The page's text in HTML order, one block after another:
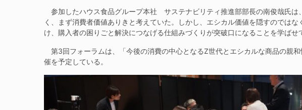
参加したハウス食品グループ本社 サステナビリティ推進部部長の南俊哉氏は
く、まず消費者価値ありきと考えていた。しかし、エシカル価値を隠すのでは
け、購入者の困りごと解決につなげる仕組みづくりが突破口になることを学ばせ
第3回フォーラムは、「今後の消費の中心となるZ世代とエシカルな商品の親
催を予定している。